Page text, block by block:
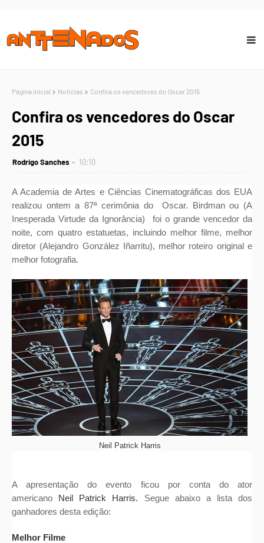
Página inicial Notícias Confira os vencedores do Oscar 2015
Confira os vencedores do Oscar
2015
Rodrigo Sanches 10:10
A Academia de Artes e Ciências Cinematográficas dos EUA
realizou ontem a 87ª cerimônia do
Oscar. Birdman ou (A
Inesperada Virtude da Ignorância)
foi o grande vencedor da
noite, com quatro estatuetas, incluindo melhor filme, melhor
diretor (Alejandro González Iñarritu), melhor roteiro original e
melhor fotografia.
Neil Patrick Harris
A apresentação do evento ficou por conta do ator
americano Neil Patrick Harris. Segue abaixo a lista dos
ganhadores desta edição:
Melhor Filme